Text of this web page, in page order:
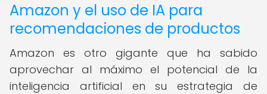
Amazon y el uso de IA para
recomendaciones de productos
Amazon es otro gigante que ha sabido
aprovechar al máximo el potencial de la
inteligencia artificial en su estrategia de